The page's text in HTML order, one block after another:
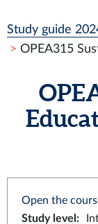
Study guide
OPEA315
Open the
Study level :